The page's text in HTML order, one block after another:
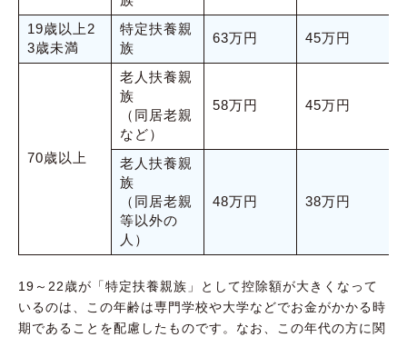
19歳以上2
3歳未満
特定扶養親
族
63万円 45万円
70歳以上
老人扶養親
族
（同居老親
など）
58万円 45万円
老人扶養親
族
（同居老親
等以外の
人）
48万円 38万円
19～22歳が「特定扶養親族」として控除額が大きくなって
いるのは、この年齢は専門学校や大学などでお金がかかる時
期であることを配慮したものです。なお、この年代の方に関